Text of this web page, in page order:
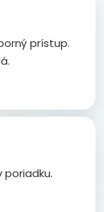
prístup.
poriadku.